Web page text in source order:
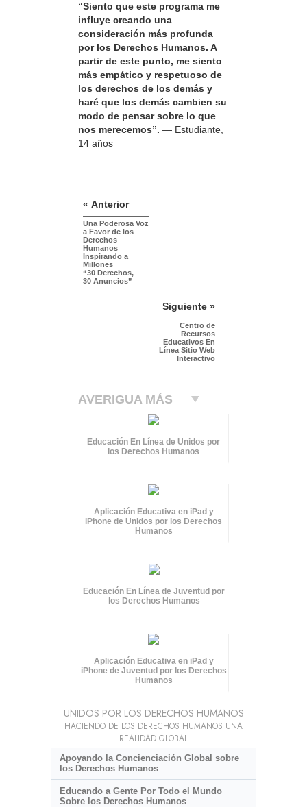
“Siento que este programa me
influye creando una
consideración más profunda
por los Derechos Humanos. A
partir de este punto, me siento
más empático y respetuoso de
los derechos de los demás y
haré que los demás cambien su
modo de pensar sobre lo que
nos merecemos”. — Estudiante,
14 años
« Anterior
Una Poderosa Voz
a Favor de los
Derechos
Humanos
Inspirando a
Millones
“30 Derechos,
30 Anuncios”
Siguiente »
Centro de
Recursos
Educativos En
Línea Sitio Web
Interactivo
AVERIGUA MÁS
Educación En Línea de Unidos por
los Derechos Humanos
Aplicación Educativa en iPad y
iPhone de Unidos por los Derechos
Humanos
Educación En Línea de Juventud por
los Derechos Humanos
Aplicación Educativa en iPad y
iPhone de Juventud por los Derechos
Humanos
UNIDOS POR LOS DERECHOS HUMANOS
HACIENDO DE LOS DERECHOS HUMANOS UNA
REALIDAD GLOBAL
Apoyando la Concienciación Global sobre
los Derechos Humanos
Educando a Gente Por Todo el Mundo
Sobre los Derechos Humanos